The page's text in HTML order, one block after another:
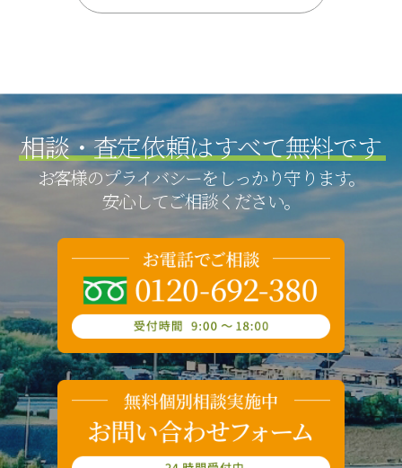
相談・査定依頼はすべて無料です
お客様のプライバシーをしっかり守ります。
安心してご相談ください。